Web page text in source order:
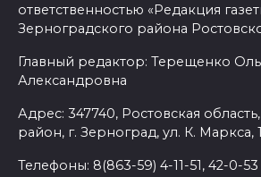
ответственностью «Редакция
Зерноградского района
Главный редактор: Терещенко
Александровна
Адрес: 347740, Ростовская
район, г. Зерноград, ул. К. Маркса,
Телефоны: 8(863-59) 4-11-51, 42-0-53